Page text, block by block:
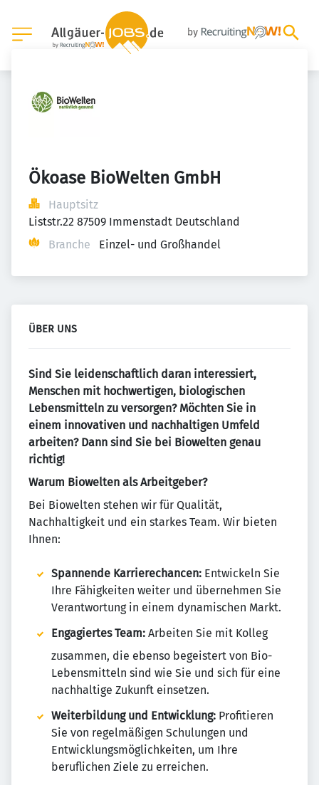
Ökoase BioWelten GmbH
Hauptsitz
Liststr.22 87509 Immenstadt Deutschland
Branche
Einzel- und Großhandel
ÜBER UNS
Sind Sie leidenschaftlich daran interessiert,
Menschen mit hochwertigen, biologischen
Lebensmitteln zu versorgen? Möchten Sie in
einem innovativen und nachhaltigen Umfeld
arbeiten? Dann sind Sie bei Biowelten genau
richtig!
Warum Biowelten als Arbeitgeber?
Bei Biowelten stehen wir für Qualität,
Nachhaltigkeit und ein starkes Team. Wir bieten
Ihnen:
Spannende Karrierechancen: Entwickeln Sie
Ihre Fähigkeiten weiter und übernehmen Sie
Verantwortung in einem dynamischen Markt.
Engagiertes Team: Arbeiten Sie mit Kolleg
zusammen, die ebenso begeistert von Bio-
Lebensmitteln sind wie Sie und sich für eine
nachhaltige Zukunft einsetzen.
Weiterbildung und Entwicklung: Profitieren
Sie von regelmäßigen Schulungen und
Entwicklungsmöglichkeiten, um Ihre
beruflichen Ziele zu erreichen.